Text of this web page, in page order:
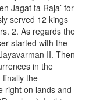
Jagat ta Raja’ for
served 12 kings
2. As regards the
started with the
II. Then
in the
finally the
right on lands and